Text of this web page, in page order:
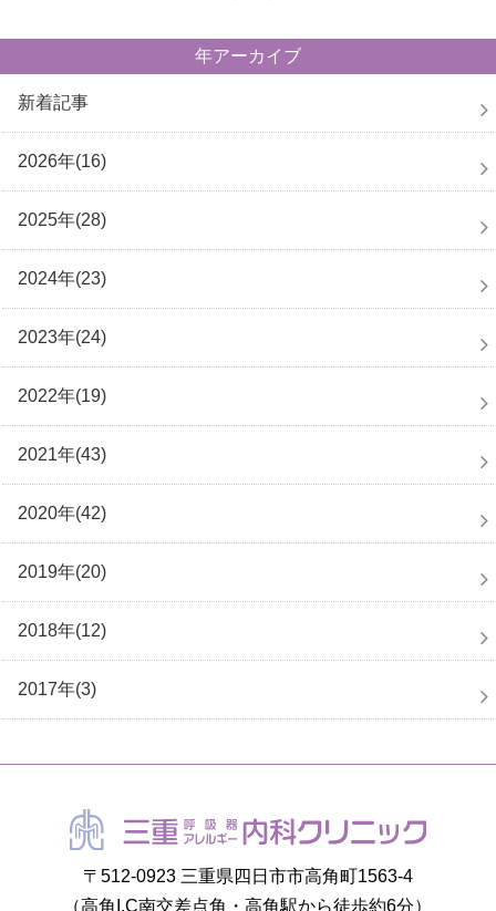
年アーカイブ
新着記事
2026年(16)
2025年(28)
2024年(23)
2023年(24)
2022年(19)
2021年(43)
2020年(42)
2019年(20)
2018年(12)
2017年(3)
〒512-0923 三重県四日市市高角町1563-4
（高角I.C南交差点角・高角駅から徒歩約6分）